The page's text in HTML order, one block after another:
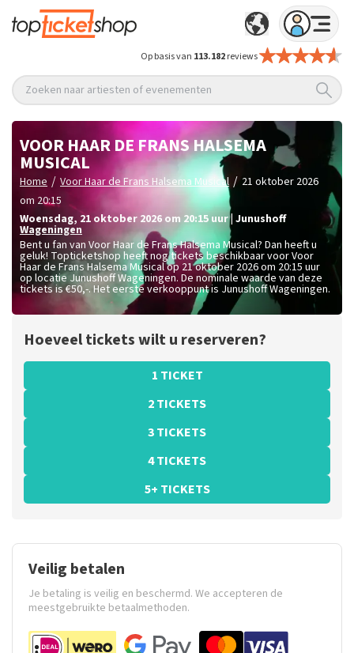
Op basis van 113.182reviews
Zoeken naar artiesten of evenementen
VOOR HAAR DE FRANS HALSEMA
MUSICAL
Home / Voor Haar de Frans Halsema Musical / 21 oktober 2026
om 20:15
woensdag, 21 oktober 2026 om 20:15 uur Junushoff
Wageningen
Bent u fan van Voor Haar de Frans Halsema Musical? Dan heeft u
geluk! Topticketshop heeft nog tickets beschikbaar voor Voor
Haar de Frans Halsema Musical op 21 oktober 2026 om 20:15 uur
op locatie Junushoff Wageningen. De nominale waarde van deze
tickets is€50,-. Het eerste verkooppunt is Junushoff Wageningen.
Hoeveel tickets wilt u reserveren?
1 TICKET
2 TICKETS
3 TICKETS
4 TICKETS
5+ TICKETS
Veilig betalen
Je betaling is veilig en beschermd. We accepteren de
meestgebruikte betaalmethoden.